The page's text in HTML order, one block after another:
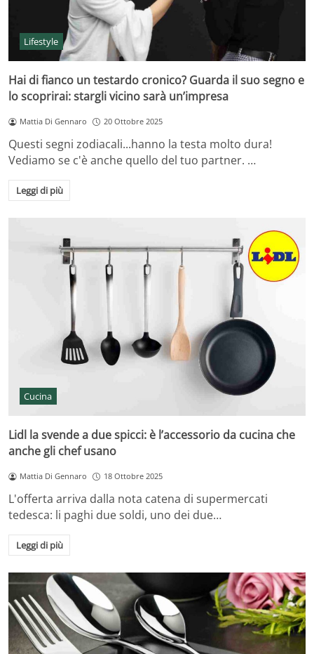
Lifestyle
Hai di fianco un testardo cronico? Guarda il suo segno e
lo scoprirai: stargli vicino sarà un’impresa
Mattia Di Gennaro 20 Ottobre 2025
Questi segni zodiacali...hanno la testa molto dura!
Vediamo se c'è anche quello del tuo partner. …
Leggi di più
Cucina
Lidl la svende a due spicci: è l’accessorio da cucina che
anche gli chef usano
Mattia Di Gennaro 18 Ottobre 2025
L'offerta arriva dalla nota catena di supermercati
tedesca: li paghi due soldi, uno dei due…
Leggi di più